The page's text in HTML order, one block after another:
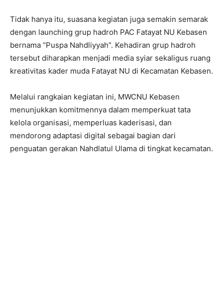
Tidak hanya itu, suasana kegiatan juga semakin semarak
dengan launching grup hadroh PAC Fatayat NU Kebasen
bernama “Puspa Nahdliyyah”. Kehadiran grup hadroh
tersebut diharapkan menjadi media syiar sekaligus ruang
kreativitas kader muda Fatayat NU di Kecamatan Kebasen.
Melalui rangkaian kegiatan ini, MWCNU Kebasen
menunjukkan komitmennya dalam memperkuat tata
kelola organisasi, memperluas kaderisasi, dan
mendorong adaptasi digital sebagai bagian dari
penguatan gerakan Nahdlatul Ulama di tingkat kecamatan.